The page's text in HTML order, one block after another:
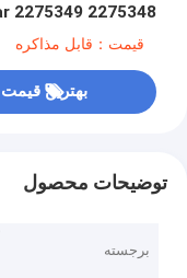
2275348 2275349 Caterpillar
قیمت：قابل مذاکره
بهترین قیمت
توضیحات محصول
برجسته